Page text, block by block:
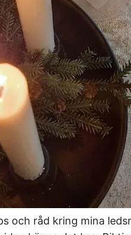
och råd kring mina